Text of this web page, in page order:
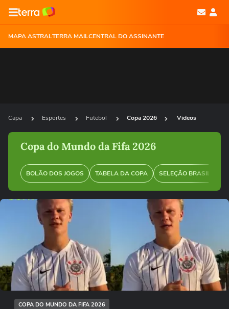
MAPA ASTRALTERRA MAILCENTRAL DO ASSINANTE
Capa Esportes Futebol Copa 2026 Videos
Copa do Mundo da Fifa 2026
BOLÃO DOS JOGOS TABELA DA COPA SELEÇÃO BRASILEIRA
Não foi possível reproduzir o vídeo
Tentar novamente
COPA DO MUNDO DA FIFA 2026